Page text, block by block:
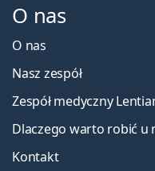
O nas
O nas
Nasz zespół
Zespół medyczny
Dlaczego warto robić u
Kontakt